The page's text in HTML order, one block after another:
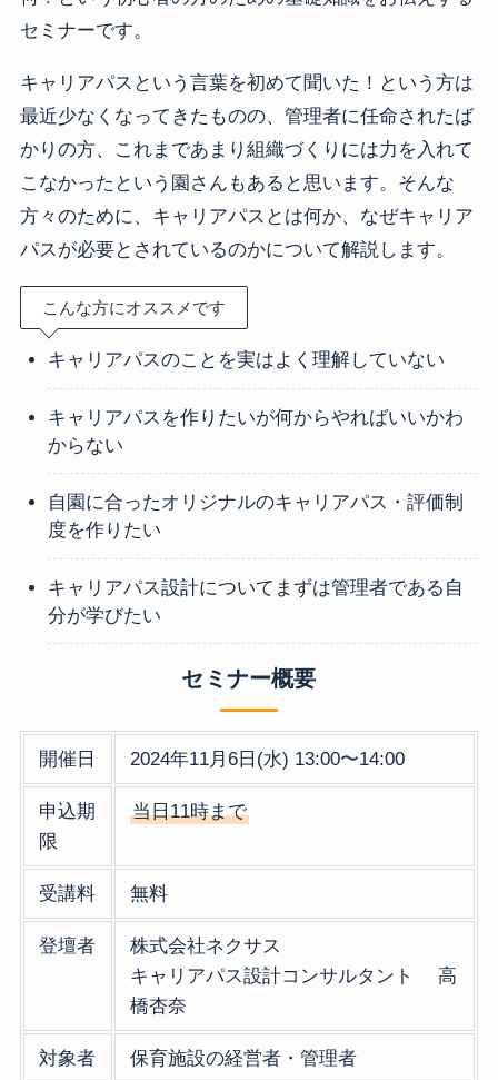
セミナーです。
キャリアパスという言葉を初めて聞いた！という方は
最近少なくなってきたものの、管理者に任命されたば
かりの方、これまであまり組織づくりには力を入れて
こなかったという園さんもあると思います。そんな
方々のために、キャリアパスとは何か、なぜキャリア
パスが必要とされているのかについて解説します。
こんな方にオススメです
キャリアパスのことを実はよく理解していない
キャリアパスを作りたいが何からやればいいかわ
からない
自園に合ったオリジナルのキャリアパス・評価制
度を作りたい
キャリアパス設計についてまずは管理者である自
分が学びたい
セミナー概要
開催日 2024年11月6日(水) 13:00〜14:00
申込期
限
当日11時まで
受講料 無料
登壇者
株式会社ネクサス
キャリアパス設計コンサルタント 高
橋杏奈
対象者 保育施設の経営者・管理者